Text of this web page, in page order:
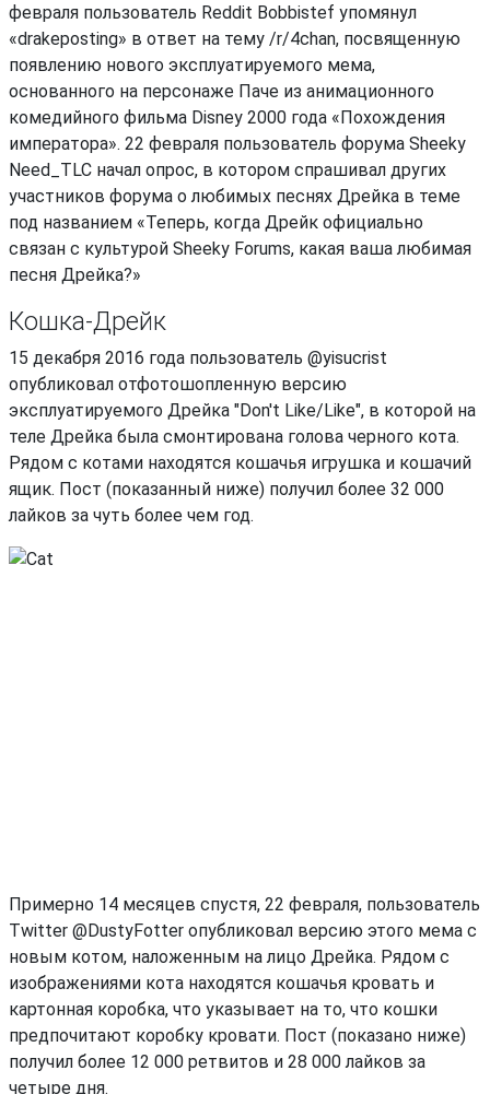
февраля пользователь Reddit Bobbistef упомянул
«drakeposting» в ответ на тему /r/4chan, посвященную
появлению нового эксплуатируемого мема,
основанного на персонаже Паче из анимационного
комедийного фильма Disney 2000 года «Похождения
императора». 22 февраля пользователь форума Sheeky
Need_TLC начал опрос, в котором спрашивал других
участников форума о любимых песнях Дрейка в теме
под названием «Теперь, когда Дрейк официально
связан с культурой Sheeky Forums, какая ваша любимая
песня Дрейка?»
Кошка-Дрейк
15 декабря 2016 года пользователь @yisucrist
опубликовал отфотошопленную версию
эксплуатируемого Дрейка "Don't Like/Like", в которой на
теле Дрейка была смонтирована голова черного кота.
Рядом с котами находятся кошачья игрушка и кошачий
ящик. Пост (показанный ниже) получил более 32 000
лайков за чуть более чем год.
Примерно 14 месяцев спустя, 22 февраля, пользователь
Twitter @DustyFotter опубликовал версию этого мема с
новым котом, наложенным на лицо Дрейка. Рядом с
изображениями кота находятся кошачья кровать и
картонная коробка, что указывает на то, что кошки
предпочитают коробку кровати. Пост (показано ниже)
получил более 12 000 ретвитов и 28 000 лайков за
четыре дня.